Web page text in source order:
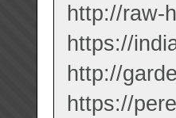
http://raw-
https://
http://
https://